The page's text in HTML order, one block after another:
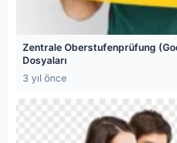
Zentrale Oberstufenprüfung
Dosyaları
3 yıl önce